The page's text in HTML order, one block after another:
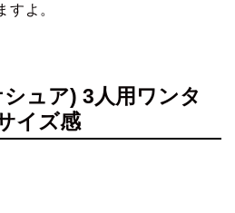
すよ。
ュア) 3人用ワンタ
イズ感